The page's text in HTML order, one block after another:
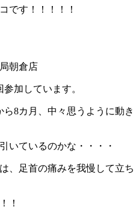
です！！！！！
朝倉店
加しています。
8カ月、中々思うように動き
いているのかな・・・・
、足首の痛みを我慢して立ち
！